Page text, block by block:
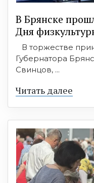
В Брянске
Дня
В торжестве
Губернатора
Свинцов, ...
Читать далее